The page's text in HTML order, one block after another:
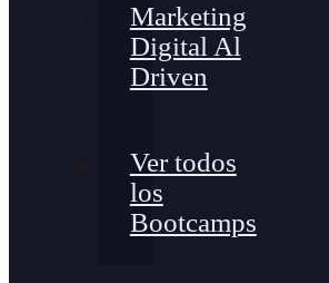
Marketing
Digital Al
Driven
Ver todos
los
Bootcamps